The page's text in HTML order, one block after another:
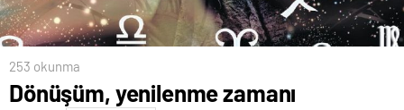
253 okunma
Dönüşüm, yenilenme zamanı